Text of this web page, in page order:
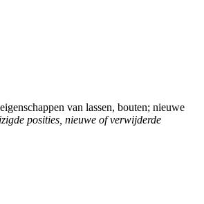
van lassen, bouten; nieuwe
posities, nieuwe of verwijderde